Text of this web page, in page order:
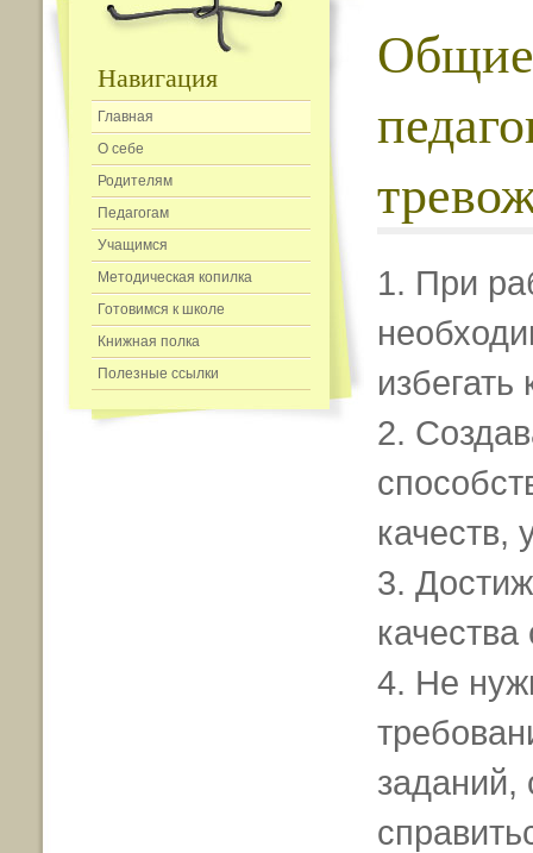
Навигация
Главная
О себе
Родителям
Педагогам
Учащимся
Методическая копилка
Готовимся к школе
Книжная полка
Полезные ссылки
1. При
2.
качеств,
3.
4. Не
заданий,